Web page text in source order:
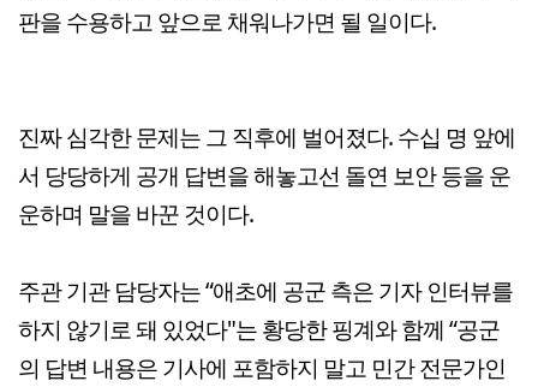
판을 수용하고 앞으로 채워나가면 될 일이다.
진짜 심각한 문제는 그 직후에 벌어졌다. 수십 명 앞에
서 당당하게 공개 답변을 해놓고선 돌연 보안 등을 운
운하며 말을 바꾼 것이다.
주관 기관 담당자는 “애초에 공군 측은 기자 인터뷰를
하지 않기로 돼 있었다"는 황당한 핑계와 함께 “공군
의 답변 내용은 기사에 포함하지 말고 민간 전문가인